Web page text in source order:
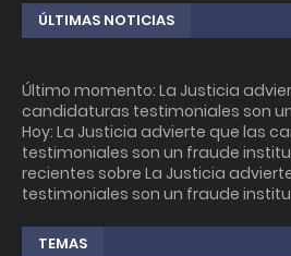
ÚLTIMAS NOTICIAS
Último momento: La Justicia
candidaturas testimoniales son
Hoy: La Justicia advierte que las
testimoniales son un fraude
recientes sobre La Justicia
testimoniales son un fraude
TEMAS